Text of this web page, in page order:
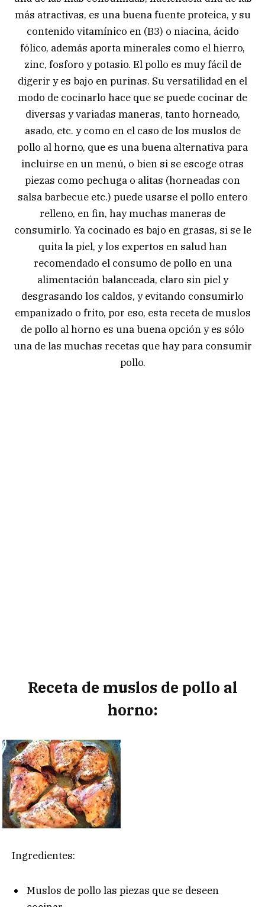
más atractivas, es una buena fuente proteica, y su
contenido vitamínico en (B3) o niacina, ácido
fólico, además aporta minerales como el hierro,
zinc, fosforo y potasio. El pollo es muy fácil de
digerir y es bajo en purinas. Su versatilidad en el
modo de cocinarlo hace que se puede cocinar de
diversas y variadas maneras, tanto horneado,
asado, etc. y como en el caso de los muslos de
pollo al horno, que es una buena alternativa para
incluirse en un menú, o bien si se escoge otras
piezas como pechuga o alitas (horneadas con
salsa barbecue etc.) puede usarse el pollo entero
relleno, en fin, hay muchas maneras de
consumirlo. Ya cocinado es bajo en grasas, si se le
quita la piel, y los expertos en salud han
recomendado el consumo de pollo en una
alimentación balanceada, claro sin piel y
desgrasando los caldos, y evitando consumirlo
empanizado o frito, por eso, esta receta de muslos
de pollo al horno es una buena opción y es sólo
una de las muchas recetas que hay para consumir
pollo.
Receta de muslos de pollo al
horno:
Ingredientes:
Muslos de pollo las piezas que se deseen